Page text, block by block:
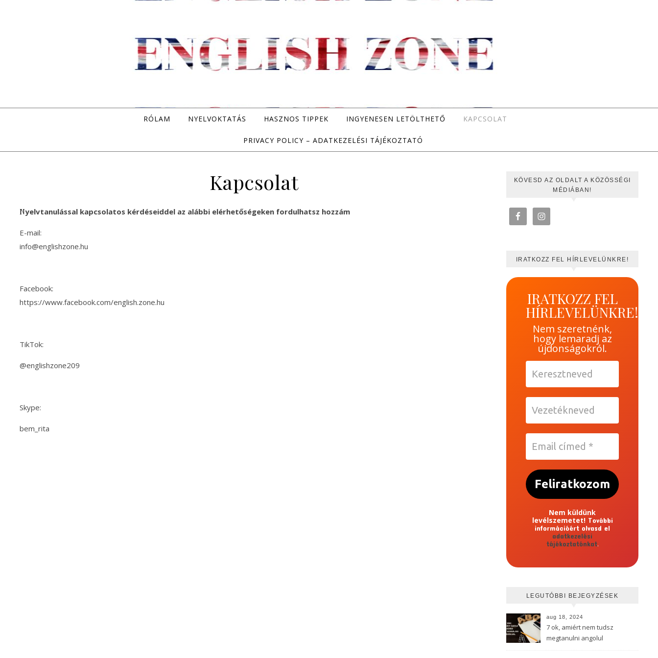
RÓLAM NYELVOKTATÁS HASZNOS TIPPEK INGYENESEN LETÖLTHETŐ KAPCSOLAT
PRIVACY POLICY – ADATKEZELÉSI TÁJÉKOZTATÓ
Kapcsolat
Nyelvtanulással kapcsolatos kérdéseiddel az alábbi elérhetőségeken fordulhatsz hozzám
E-mail:
info@englishzone.hu
Facebook:
https://www.facebook.com/english.zone.hu
TikTok:
@englishzone209
Skype:
bem_rita
KÖVESD AZ OLDALT A KÖZÖSSÉGI
MÉDIÁBAN!
IRATKOZZ FEL HÍRLEVELÜNKRE!
IRATKOZZ FEL
HÍRLEVELÜNKRE!
Nem szeretnénk,
hogy lemaradj az
újdonságokról.
Keresztneved
Vezetékneved
Email
címed
*
Nem küldünk
levélszemetet!További
információért olvasd el
adatkezelési
tájékoztatónkat.
LEGUTÓBBI BEJEGYZÉSEK
aug 18, 2024
7 ok, amiért nem tudsz
megtanulni angolul